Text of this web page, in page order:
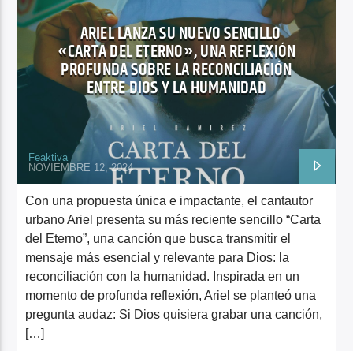
ALEX CAMPOS
ARIEL LANZA SU NUEVO SENCILLO
«CARTA DEL ETERNO», UNA REFLEXIÓN
PROFUNDA SOBRE LA RECONCILIACIÓN
ENTRE DIOS Y LA HUMANIDAD
Feaktiva
NOVIEMBRE 12, 2024
Con una propuesta única e impactante, el cantautor
urbano Ariel presenta su más reciente sencillo “Carta
del Eterno”, una canción que busca transmitir el
mensaje más esencial y relevante para Dios: la
reconciliación con la humanidad. Inspirada en un
momento de profunda reflexión, Ariel se planteó una
pregunta audaz: Si Dios quisiera grabar una canción,
[…]